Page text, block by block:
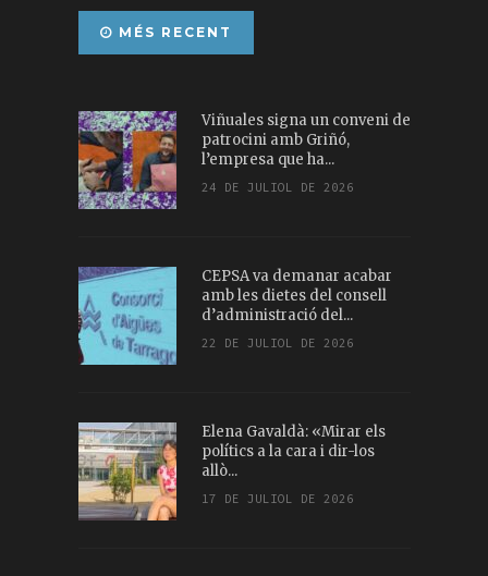
MÉS RECENT
Viñuales signa un conveni de
patrocini amb Griñó,
l’empresa que ha...
24 DE JULIOL DE 2026
CEPSA va demanar acabar
amb les dietes del consell
d’administració del...
22 DE JULIOL DE 2026
Elena Gavaldà: «Mirar els
polítics a la cara i dir-los
allò...
17 DE JULIOL DE 2026